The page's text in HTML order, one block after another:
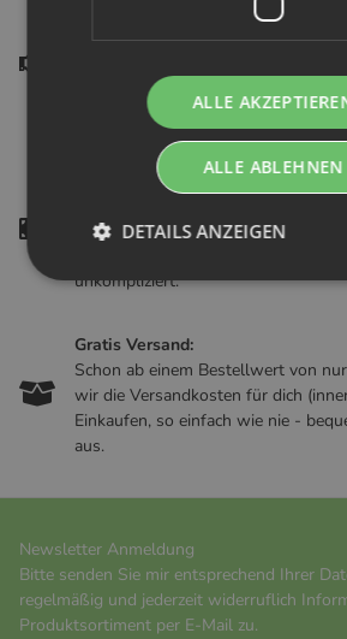
Dir fehlt eine Produktinfo oder du
unsere Kontaktformulars jederzeit
Kundenservice - von A bis Z.
Geld zurück:
Es kann doch immer passieren,
Wenn du unzufrieden mit deinem
unkompliziert.
Gratis Versand:
Schon ab einem Bestellwert von
wir die Versandkosten für dich
Einkaufen, so einfach wie nie -
aus.
Newsletter Anmeldung
Bitte senden Sie mir entsprechend Ihrer
regelmäßig und jederzeit widerruflich
Produktsortiment per E-Mail zu.
ALLE
ALLE ABLEHNEN
DETAILS ANZEIGEN